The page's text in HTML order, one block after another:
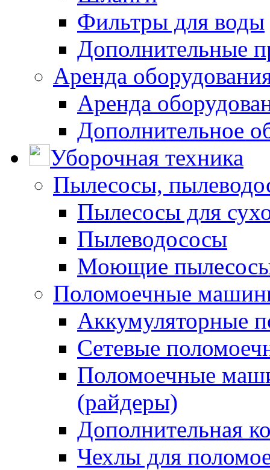
Фильтры для воды
Дополнительные
Аренда
Аренда
Дополнительное
Уборочная техника
Пылесосы,
Пылесосы для
Пылеводососы
Моющие пылесосы
Поломоечные
Аккумуляторные
Сетевые
Поломоечные
(райдеры)
Дополнительная
Чехлы для